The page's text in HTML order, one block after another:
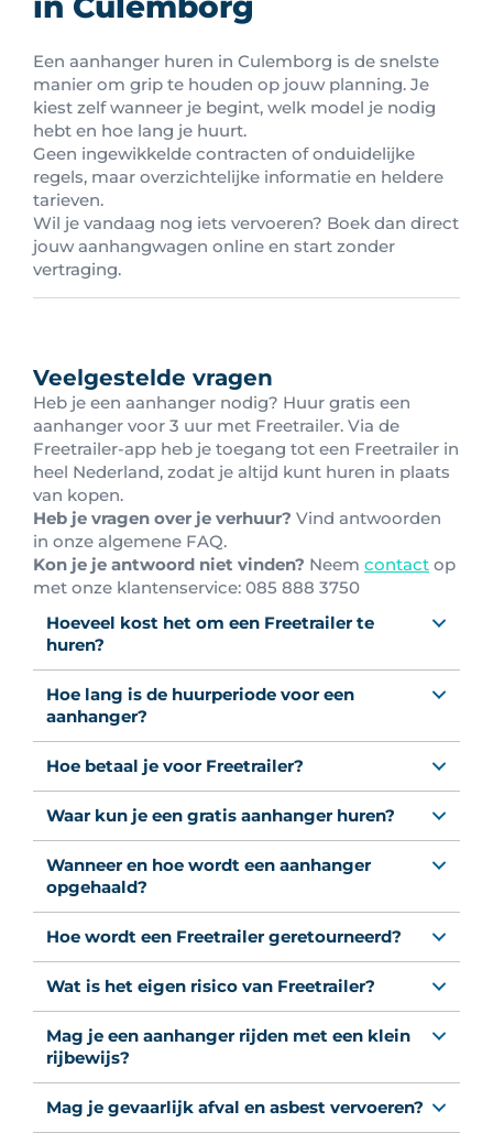
Een aanhanger huren in Culemborg is de snelste
manier om grip te houden op jouw planning. Je
kiest zelf wanneer je begint, welk model je nodig
hebt en hoe lang je huurt.
Geen ingewikkelde contracten of onduidelijke
regels, maar overzichtelijke informatie en heldere
tarieven.
Wil je vandaag nog iets vervoeren? Boek dan direct
jouw aanhangwagen online en start zonder
vertraging.
Veelgestelde vragen
Heb je een aanhanger nodig? Huur gratis een
aanhanger voor 3 uur met Freetrailer. Via de
Freetrailer-app heb je toegang tot een Freetrailer in
heel Nederland, zodat je altijd kunt huren in plaats
van kopen.
Heb je vragen over je verhuur? Vind antwoorden
in onze algemene FAQ.
Kon je je antwoord niet vinden? Neem contact op
met onze klantenservice: 085 888 3750
Hoeveel kost het om een Freetrailer te
huren?
Hoe lang is de huurperiode voor een
aanhanger?
Hoe betaal je voor Freetrailer?
Waar kun je een gratis aanhanger huren?
Wanneer en hoe wordt een aanhanger
opgehaald?
Hoe wordt een Freetrailer geretourneerd?
Wat is het eigen risico van Freetrailer?
Mag je een aanhanger rijden met een klein
rijbewijs?
Mag je gevaarlijk afval en asbest vervoeren?